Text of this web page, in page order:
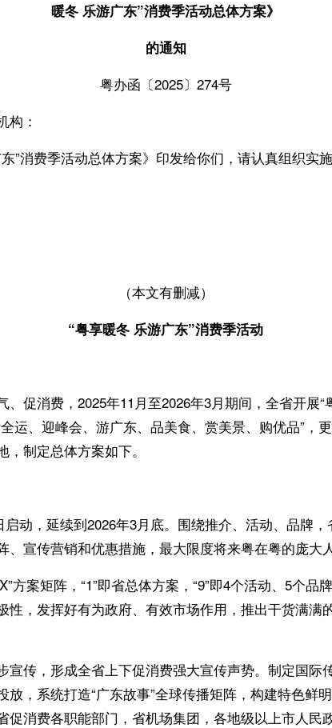
暖冬 乐游广东”消费季活动总体方案》
的通知
粤办函〔2025〕274号
构：
消费季活动总体方案》印发给你们，请认真组织实
（本文有删减）
“粤享暖冬 乐游广东”消费季活动
促消费，2025年11月至2026年3月期间，全省开展
运、迎峰会、游广东、品美食、赏美景、购优品”，
制定总体方案如下。
动，延续到2026年3月底。围绕推介、活动、品牌
宣传营销和优惠措施，最大限度将来粤在粤的庞大
方案矩阵，“1”即省总体方案，“9”即4个活动、5个品
，发挥好有为政府、有效市场作用，推出干货满
宣传，形成全省上下促消费强大宣传声势。制定国
，系统打造“广东故事”全球传播矩阵，构建特色鲜
消费各职能部门，省机场集团，各地级以上市人民